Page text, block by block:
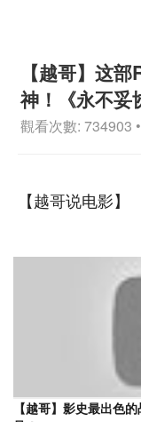
【越哥】这
神！《永不妥
觀看次數: 734903
【越哥说电影】
【越哥】影史最出色